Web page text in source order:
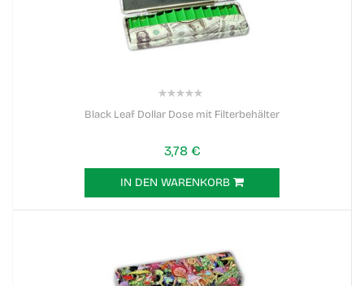
Black Leaf Dollar Dose mit Filterbehälter
3,78 €
IN DEN WARENKORB